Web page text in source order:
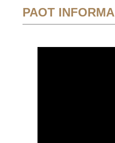
PAOT INFORMA